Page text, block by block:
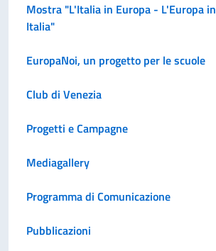
Mostra "L'Italia in Europa - L'Europa in
Italia"
EuropaNoi, un progetto per le scuole
Club di Venezia
Progetti e Campagne
Mediagallery
Programma di Comunicazione
Pubblicazioni